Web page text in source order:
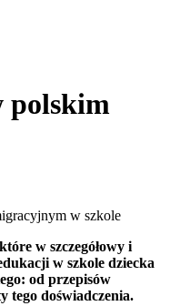
polskim
w szkole
w szczegółowy i
w szkole dziecka
od przepisów
tego doświadczenia.